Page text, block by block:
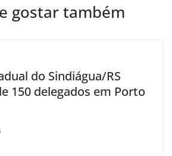
gostar também
do Sindiágua/RS
150 delegados em Porto